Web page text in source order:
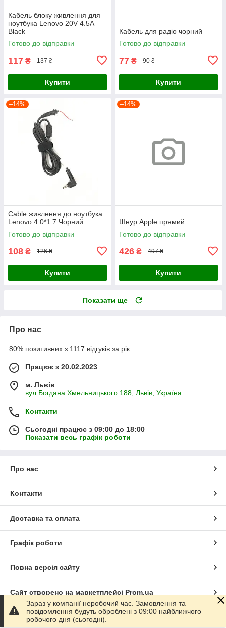
Кабель блоку живлення для
ноутбука Lenovo 20V 4.5A
Black
Готово до відправки
117 ₴ 137 ₴
Купити
Кабель для радіо чорний
Готово до відправки
77 ₴ 90 ₴
Купити
–14%
Cable живлення до ноутбука
Lenovo 4.0*1.7 Чорний
Готово до відправки
108 ₴ 126 ₴
Купити
–14%
Шнур Apple прямий
Готово до відправки
426 ₴ 497 ₴
Купити
Показати ще
Про нас
80% позитивних з 1117 відгуків за рік
Працює з 20.02.2023
м. Львів
вул.Богдана Хмельницького 188, Львів, Україна
Контакти
Сьогодні працює з 09:00 до 18:00
Показати весь графік роботи
Про нас
Контакти
Доставка та оплата
Графік роботи
Повна версія сайту
Сайт створено на маркетплейсі Prom.ua
Політика конфіденційності
Зараз у компанії неробочий час. Замовлення та
повідомлення будуть оброблені з 09:00 найближчого
робочого дня (сьогодні).